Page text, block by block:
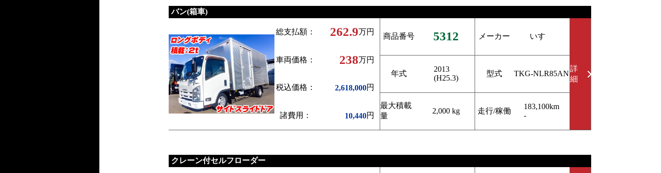
バン(箱車)
総支払額： 262.9万円
車両価格： 238万円
税込価格： 2,618,000円
諸費用： 10,440円
商品番号 5312 メーカー いすゞ
年式
2013
(H25.3)
型式 TKG-NLR85AN
最大積載
量
2,000 kg 走行/稼働
183,100km
-
詳
細
クレーン付セルフローダー